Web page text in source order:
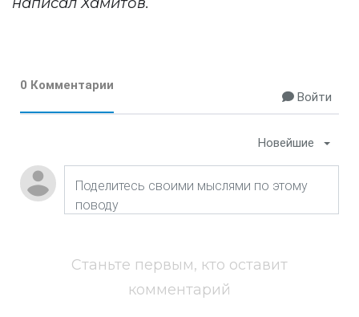
0 Комментарии
Войти
Новейшие
Станьте первым, кто оставит
комментарий